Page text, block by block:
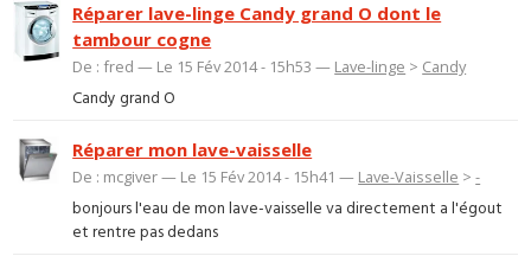
Réparer lave-linge Candy grand O dont le
tambour cogne
De : fred — Le 15 Fév 2014 - 15h53 — Lave-linge > Candy
Candy grand O
Réparer mon lave-vaisselle
De : mcgiver — Le 15 Fév 2014 - 15h41 — Lave-Vaisselle >-
bonjours l'eau de mon lave-vaisselle va directement a l'égout
et rentre pas dedans